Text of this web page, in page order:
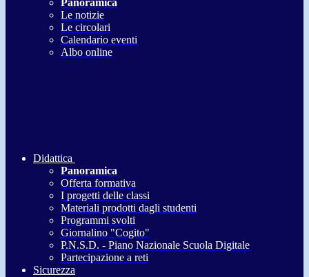
Panoramica
Le notizie
Le circolari
Calendario eventi
Albo online
Didattica
Panoramica
Offerta formativa
I progetti delle classi
Materiali prodotti dagli studenti
Programmi svolti
Giornalino "Cogito"
P.N.S.D. - Piano Nazionale Scuola Digitale
Partecipazione a reti
Sicurezza